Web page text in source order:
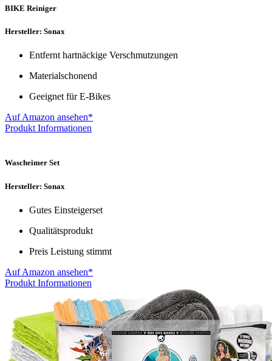
BIKE Reiniger
Hersteller: Sonax
Entfernt hartnäckige Verschmutzungen
Materialschonend
Geeignet für E-Bikes
Auf Amazon ansehen*
Produkt Informationen
Wascheimer Set
Hersteller: Sonax
Gutes Einsteigerset
Qualitätsprodukt
Preis Leistung stimmt
Auf Amazon ansehen*
Produkt Informationen